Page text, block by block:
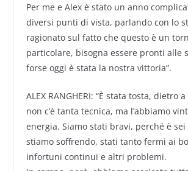
Per me e Alex è stato un anno
diversi punti di vista, parlando con lo
ragionato sul fatto che questo è un
particolare, bisogna essere pronti alle
forse oggi è stata la nostra vittoria”.
ALEX RANGHERI: “È stata tosta, dietro
non c’è tanta tecnica, ma l’abbiamo
energia. Siamo stati bravi, perché è sei
stiamo soffrendo, stati tanto fermi ai
infortuni continui e altri problemi.